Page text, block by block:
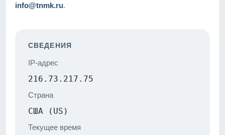
info@tnmk.ru.
СВЕДЕНИЯ
IP-адрес
216.73.217.75
Страна
США (US)
Текущее время